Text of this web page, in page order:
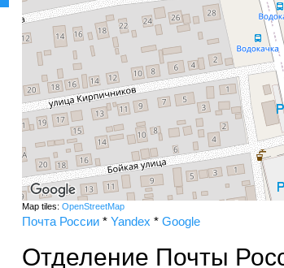
Map tiles: OpenStreetMap
Почта России * Yandex * Google
Отделение Почты